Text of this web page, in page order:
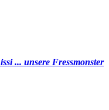
... unsere Fressmonster